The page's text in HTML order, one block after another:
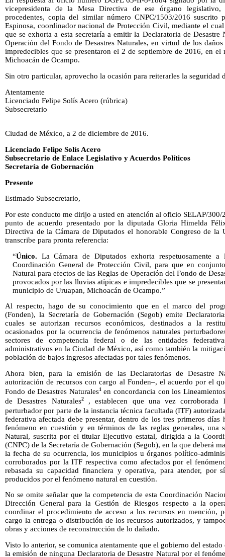
vicepresidenta de la Mesa Directiva de ese órgano
procedentes, copia del similar número CNPC/1503/2016 suscrito
Espinosa, coordinador nacional de Protección Civil, mediante el
que se exhorta a esta secretaría a emitir la Declaratoria de Desastre
Operación del Fondo de Desastres Naturales, en virtud de los
impredecibles que se presentaron el 2 de septiembre de 2016, en
Michoacán de Ocampo.
Sin otro particular, aprovecho la ocasión para reiterarles la
Atentamente
Licenciado Felipe Solís Acero (rúbrica)
Subsecretario
Ciudad de México, a 2 de diciembre de 2016.
Licenciado Felipe Solís Acero
Subsecretario de Enlace Legislativo y Acuerdos Políticos
Secretaría de Gobernación
Presente
Estimado Subsecretario,
Por este conducto me dirijo a usted en atención al oficio SELAP/
punto de acuerdo presentado por la diputada Gloria Himelda
Directiva de la Cámara de Diputados el honorable Congreso de la
transcribe para pronta referencia:
“Único. La Cámara de Diputados exhorta respetuosamente
Coordinación General de Protección Civil, para que en
Natural para efectos de las Reglas de Operación del Fondo de
provocados por las lluvias atípicas e impredecibles que se
municipio de Uruapan, Michoacán de Ocampo.”
Al respecto, hago de su conocimiento que en el marco del
(Fonden), la Secretaría de Gobernación (Segob) emite
cuales se autorizan recursos económicos, destinados a la
ocasionados por la ocurrencia de fenómenos naturales
sectores de competencia federal o de las entidades
administrativos en la Ciudad de México, así como también la
población de bajos ingresos afectadas por tales fenómenos.
Ahora bien, para la emisión de las Declaratorias de Desastre
autorización de recursos con cargo al Fonden–, el acuerdo por el
Fondo de Desastres Naturales1 en concordancia con los
de Desastres Naturales2, establecen que una vez corroborada
perturbador por parte de la instancia técnica facultada (ITF)
federativa afectada debe presentar, dentro de los tres primeros
fenómeno en cuestión y en términos de las reglas generales, una
Natural, suscrita por el titular Ejecutivo estatal, dirigida a la
(CNPC) de la Secretaría de Gobernación (Segob), en la que deberá
la fecha de su ocurrencia, los municipios u órganos político-
corroborados por la ITF respectiva como afectados por el
rebasada su capacidad financiera y operativa, para atender, por
producidos por el fenómeno natural en cuestión.
No se omite señalar que la competencia de esta Coordinación
Dirección General para la Gestión de Riesgos respecto a la
coordinar el procedimiento de acceso a los recursos en
cargo la entrega o distribución de los recursos autorizados, y
obras y acciones de reconstrucción de lo dañado.
Visto lo anterior, se comunica atentamente que el gobierno del
la emisión de ninguna Declaratoria de Desastre Natural por el